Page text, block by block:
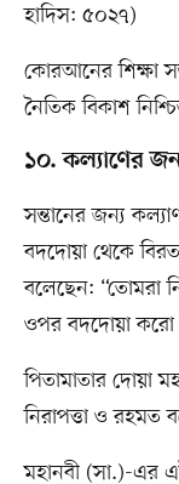
হাদিস: ৫০২৭)
কোরআনের শিক্ষা
নৈতিক বিকাশ
১০. কল্যাণের
সন্তানের জন্য
বদদোয়া থেকে বিরত
বলেছেন: “তোমরা
ওপর বদদোয়া করো
পিতামাতার দোয়া
নিরাপত্তা ও রহমত
মহানবী (সা.)-এর